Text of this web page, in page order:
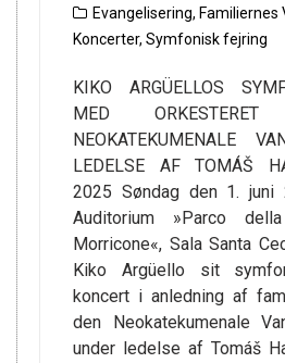
Evangelisering, Familiernes
Koncerter, Symfonisk fejring
KIKO ARGÜELLOS
MED
NEOKATEKUMENALE
LEDELSE AF TOMÁŠ
2025 Søndag den 1.
Auditorium »Parco
Morricone«, Sala Santa
Kiko Argüello sit
koncert i anledning af
den Neokatekumenale
under ledelse af Tomáš